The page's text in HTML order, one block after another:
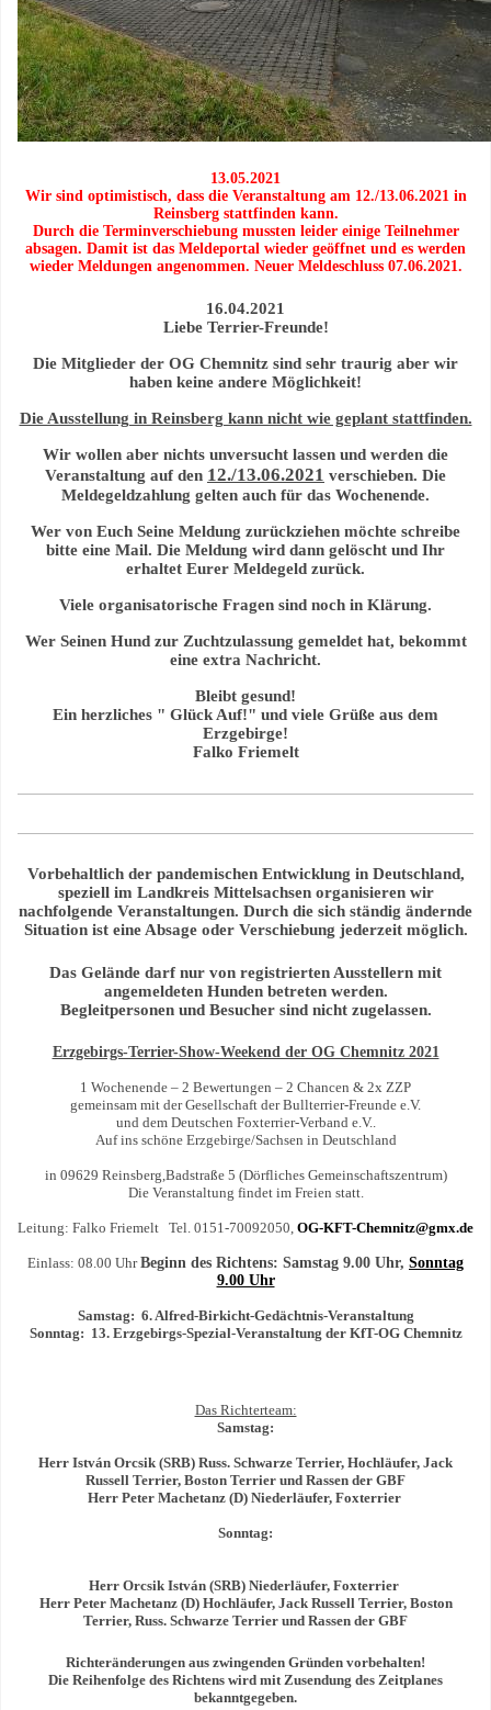
13.05.2021
Wir sind optimistisch, dass die Veranstaltung am 12./13.06.2021 in
Reinsberg stattfinden kann.
Durch die Terminverschiebung mussten leider einige Teilnehmer
absagen. Damit ist das Meldeportal wieder geöffnet und es werden
wieder Meldungen angenommen. Neuer Meldeschluss 07.06.2021.
16.04.2021
Liebe Terrier-Freunde!
Die Mitglieder der OG Chemnitz sind sehr traurig aber wir
haben keine andere Möglichkeit!
Die Ausstellung in Reinsberg kann nicht wie geplant stattfinden.
Wir wollen aber nichts unversucht lassen und werden die
Veranstaltung auf den 12./13.06.2021 verschieben. Die
Meldegeldzahlung gelten auch für das Wochenende.
Wer von Euch Seine Meldung zurückziehen möchte schreibe
bitte eine Mail. Die Meldung wird dann gelöscht und Ihr
erhaltet Eurer Meldegeld zurück.
Viele organisatorische Fragen sind noch in Klärung.
Wer Seinen Hund zur Zuchtzulassung gemeldet hat, bekommt
eine extra Nachricht.
Bleibt gesund!
Ein herzliches " Glück Auf!" und viele Grüße aus dem
Erzgebirge!
Falko Friemelt
Vorbehaltlich der pandemischen Entwicklung in Deutschland,
speziell im Landkreis Mittelsachsen organisieren wir
nachfolgende Veranstaltungen. Durch die sich ständig ändernde
Situation ist eine Absage oder Verschiebung jederzeit möglich.
Das Gelände darf nur von registrierten Ausstellern mit
angemeldeten Hunden betreten werden.
Begleitpersonen und Besucher sind nicht zugelassen.
Erzgebirgs-Terrier-Show-Weekend der OG Chemnitz 2021
1 Wochenende – 2 Bewertungen – 2 Chancen & 2x ZZP
gemeinsam mit der Gesellschaft der Bullterrier-Freunde e.V.
und dem Deutschen Foxterrier-Verband e.V..
Auf ins schöne Erzgebirge/Sachsen in Deutschland
in 09629 Reinsberg,Badstraße 5 (Dörfliches Gemeinschaftszentrum)
Die Veranstaltung findet im Freien statt.
Leitung: Falko Friemelt Tel. 0151-70092050, OG-KFT-Chemnitz@gmx.de
Einlass: 08.00 UhrBeginn des Richtens: Samstag 9.00 Uhr, Sonntag
9.00 Uhr
Samstag: 6. Alfred-Birkicht-Gedächtnis-Veranstaltung
Sonntag: 13. Erzgebirgs-Spezial-Veranstaltung der KfT-OG Chemnitz
Das Richterteam:
Samstag:
Herr István Orcsik (SRB) Russ. Schwarze Terrier, Hochläufer, Jack
Russell Terrier, Boston Terrier und Rassen der GBF
Herr Peter Machetanz (D) Niederläufer, Foxterrier
Sonntag:
Herr Orcsik István (SRB) Niederläufer, Foxterrier
Herr Peter Machetanz (D) Hochläufer, Jack Russell Terrier, Boston
Terrier, Russ. Schwarze Terrier und Rassen der GBF
Richteränderungen aus zwingenden Gründen vorbehalten!
Die Reihenfolge des Richtens wird mit Zusendung des Zeitplanes
bekanntgegeben.